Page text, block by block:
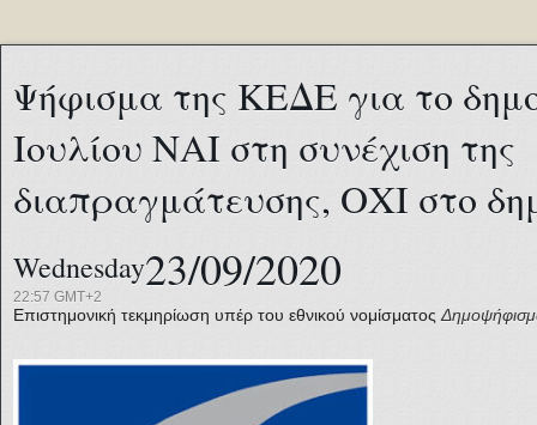
Ψήφισμα της ΚΕΔΕ για το
Ιουλίου ΝΑΙ στη συνέχιση της
διαπραγμάτευσης, ΟΧΙ στο
Wednesday23/09/2020
22:57 GMT+2
Επιστημονική τεκμηρίωση υπέρ του εθνικού νομίσματος